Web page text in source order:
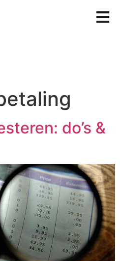
do’s &